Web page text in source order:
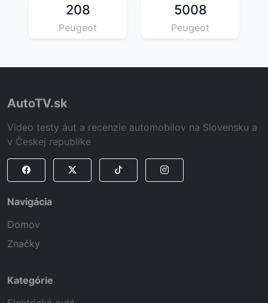
208
Peugeot
5008
Peugeot
AutoTV.sk
Video testy áut a recenzie automobilov na Slovensku a
v Českej republike
Navigácia
Domov
Značky
Kategórie